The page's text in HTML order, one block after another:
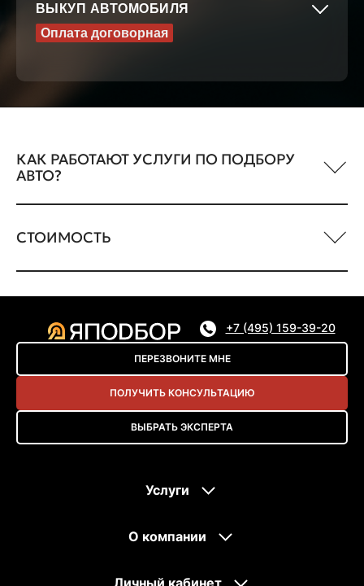
ВЫКУП АВТОМОБИЛЯ
Оплата договорная
КАК РАБОТАЮТ УСЛУГИ ПО ПОДБОРУ
АВТО?
СТОИМОСТЬ
+7 (495) 159-39-20
ПЕРЕЗВОНИТЕ МНЕ
ПОЛУЧИТЬ КОНСУЛЬТАЦИЮ
ВЫБРАТЬ ЭКСПЕРТА
Услуги
О компании
Личный кабинет